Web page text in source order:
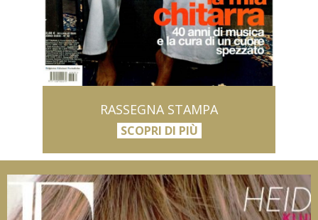
RASSEGNA STAMPA
SCOPRI DI PIÙ